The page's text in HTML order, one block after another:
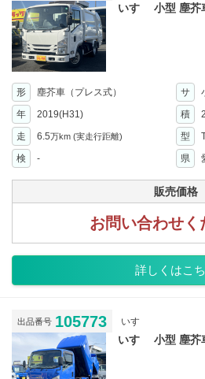
いすゞ 小型 塵
形 塵芥車（プレス式） サ
年
2019(H31) 積
走 6.5万km (実走行距離) 型
検
- 県
販売価格
お問い合わせく
詳しくはこ
出品番号 105773 いすゞ
いすゞ 小型 塵